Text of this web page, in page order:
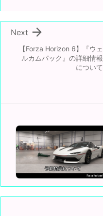
【Forza Horizon 6】『ウェ
ルカムパック』の詳細情報
について

Next